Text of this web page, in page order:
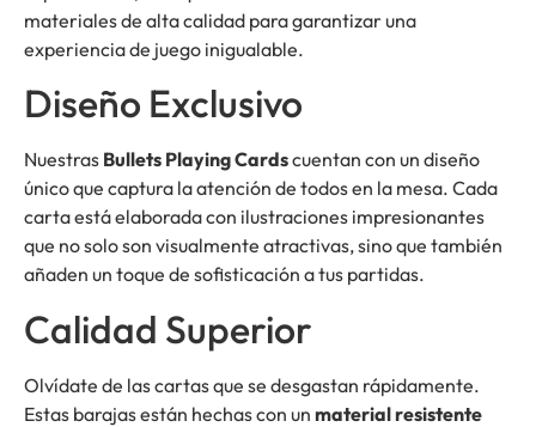
materiales de alta calidad para garantizar una
experiencia de juego inigualable.
Diseño Exclusivo
Nuestras Bullets Playing Cardscuentan con un diseño
único que captura la atención de todos en la mesa. Cada
carta está elaborada con ilustraciones impresionantes
que no solo son visualmente atractivas, sino que también
añaden un toque de sofisticación a tus partidas.
Calidad Superior
Olvídate de las cartas que se desgastan rápidamente.
Estas barajas están hechas con un material resistente